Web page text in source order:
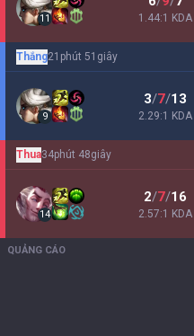
11 1.44:1 KDA
Thắng21phút 51giây
9
3/7/13
2.29:1 KDA
Thua34phút 48giây
14
2/7/16
2.57:1 KDA
QUẢNG CÁO